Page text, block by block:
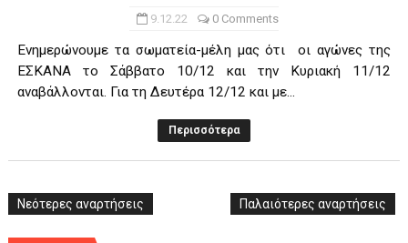
9.12.22 0 Comments
Ενημερώνουμε τα σωματεία-μέλη μας ότι οι αγώνες της
ΕΣΚΑΝΑ το Σάββατο 10/12 και την Κυριακή 11/12
αναβάλλονται. Για τη Δευτέρα 12/12 και με...
Περισσότερα
Νεότερες αναρτήσεις Παλαιότερες αναρτήσεις